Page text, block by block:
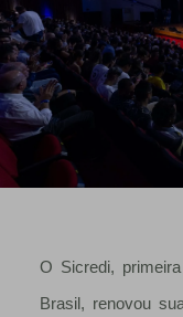
O Sicredi,
Brasil, renovou